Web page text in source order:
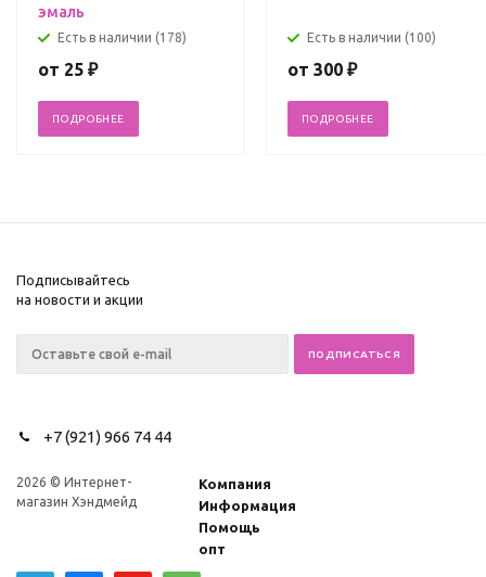
эмаль
Есть в наличии (178)
от 25 ₽
ПОДРОБНЕЕ
Есть в наличии (100)
от 300 ₽
ПОДРОБНЕЕ
Подписывайтесь
на новости и акции
+7 (921) 966 74 44
2026 © Интернет-
магазин Хэндмейд
Компания
Информация
Помощь
опт